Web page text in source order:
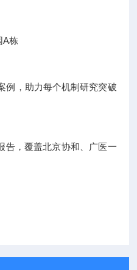
A栋
，助力每个机制研究突破
告，覆盖北京协和、广医一